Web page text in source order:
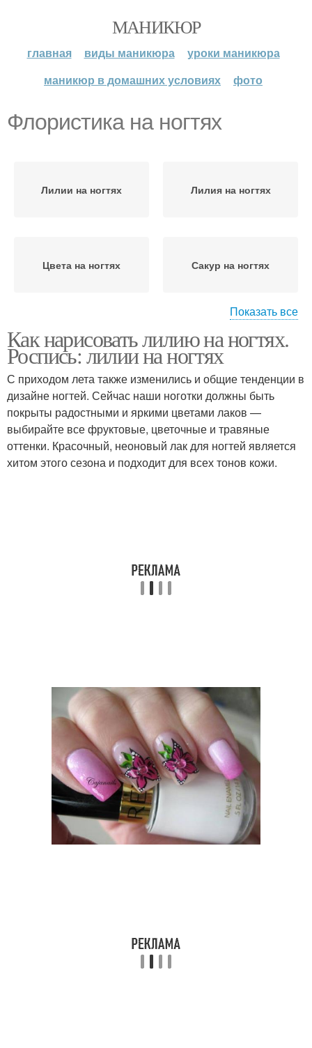
МАНИКЮР
главная виды маникюра
уроки маникюра
маникюр в домашних условиях
фото
Флористика на ногтях
Лилии на ногтях Лилия на ногтях
Цвета на ногтях Сакур на ногтях
Росписи на ногтях Рисунки на ногтях
Показать все
Как нарисовать лилию на ногтях.
Роспись: лилии на ногтях
С приходом лета также изменились и общие тенденции в
дизайне ногтей. Сейчас наши ноготки должны быть
покрыты радостными и яркими цветами лаков —
выбирайте все фруктовые, цветочные и травяные
оттенки. Красочный, неоновый лак для ногтей является
хитом этого сезона и подходит для всех тонов кожи.